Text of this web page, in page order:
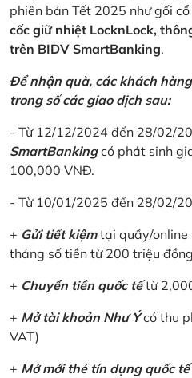
phiên bản Tết 2025 như gối cổ
cốc giữ nhiệt LocknLock,
trên BIDV SmartBanking.
Để nhận quà, các khách
trong số các giao dịch sau:
- Từ 12/12/2024 đến 28/02/
SmartBankingcó phát sinh
100,000 VNĐ.
- Từ 10/01/2025 đến 28/02/
+ Gửi tiết kiệmtại quầy/online
tháng số tiền từ 200 triệu
+ Chuyển tiền quốc tếtừ
+ Mở tài khoản Như Ýcó thu
VAT)
+ Mở mới thẻ tín dụng quốc tế